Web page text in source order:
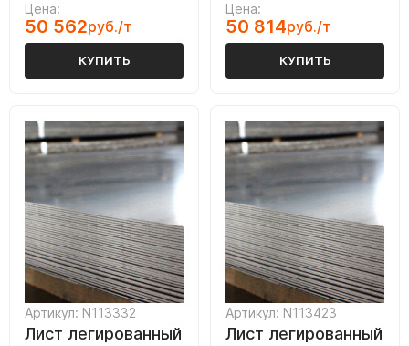
Цена:
50 562руб./т
КУПИТЬ
Цена:
50 814руб./т
КУПИТЬ
Артикул: N113332
Лист легированный
Артикул: N113423
Лист легированный